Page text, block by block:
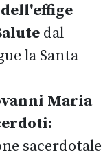
dal
la Santa
Maria
sacerdotale